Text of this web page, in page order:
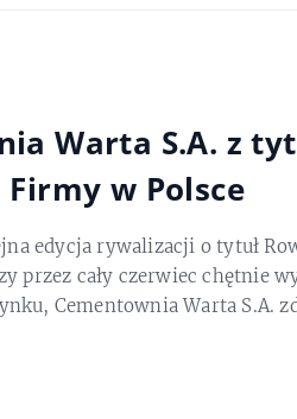
Warta S.A. z
w Polsce
edycja rywalizacji o tytuł
przez cały czerwiec chętnie
Cementownia Warta S.A.